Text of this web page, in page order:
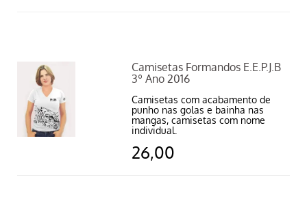
Camisetas Formandos E.E.P.J.B
3º Ano 2016
Camisetas com acabamento de
punho nas golas e bainha nas
mangas, camisetas com nome
individual.
26,00